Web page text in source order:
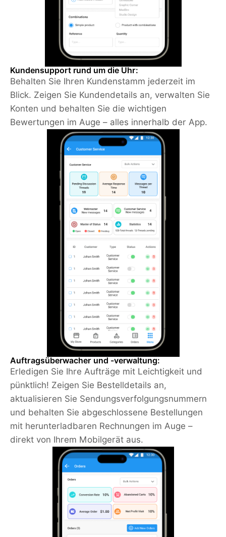
Kundensupport rund um die Uhr:
Behalten Sie Ihren Kundenstamm jederzeit im
Blick. Zeigen Sie Kundendetails an, verwalten Sie
Konten und behalten Sie die wichtigen
Bewertungen im Auge – alles innerhalb der App.
Auftragsüberwacher und -verwaltung:
Erledigen Sie Ihre Aufträge mit Leichtigkeit und
pünktlich! Zeigen Sie Bestelldetails an,
aktualisieren Sie Sendungsverfolgungsnummern
und behalten Sie abgeschlossene Bestellungen
mit herunterladbaren Rechnungen im Auge –
direkt von Ihrem Mobilgerät aus.